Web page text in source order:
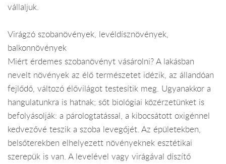
vállaljuk.
Virágzó szobanövények, levéldísznövények,
balkonnövények
Miért érdemes szobanövényt vásárolni? A lakásban
nevelt növények az élő természetet idézik, az állandóan
fejlődő, változó élővilágot testesítik meg. Ugyanakkor a
hangulatunkra is hatnak; sőt biológiai közérzetünket is
befolyásolják: a párologtatással, a kibocsátott oxigénnel
kedvezővé teszik a szoba levegőjét. Az épületekben,
belsőterekben elhelyezett növényeknek esztétikai
szerepük is van. A levelével vagy virágával díszítő